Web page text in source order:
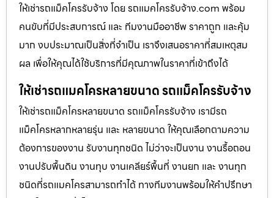
ให้เช่ารถแม็คโครรับจ้าง โดย รถแมคโครรับจ้าง.com พร้อม
คนขับที่มีประสบการณ์ และ ทีมงานมืออาชีพ ราคาถูก และคุ้ม
มาก งบประมาณเป็นสิ่งที่จำเป็น เราจึงเสนอราคาที่สมเหตุสม
ผล เพื่อให้คุณได้ใช้บริการที่มีคุณภาพในราคาที่เข้าถึงได้
ให้เช่ารถแมคโครหลายขนาด รถแม็คโครรับจ้าง
ให้เช่ารถแม็คโครหลายขนาด รถแม็คโครรับจ้าง เรามีรถ
แม็คโครหลากหลายรุ่น และ หลายขนาด ให้คุณเลือกตามความ
ต้องการของงาน รับงานทุกชนิด ไม่ว่าจะเป็นงาน งานรื้อถอน
งานปรับพื้นดิน งานทุบ งานเคลียร์พื้นที่ งานยก และ งานทุก
ชนิดที่รถแมคโครสามารถทำได้ ทางทีมงานพร้อมให้คำปรึกษา